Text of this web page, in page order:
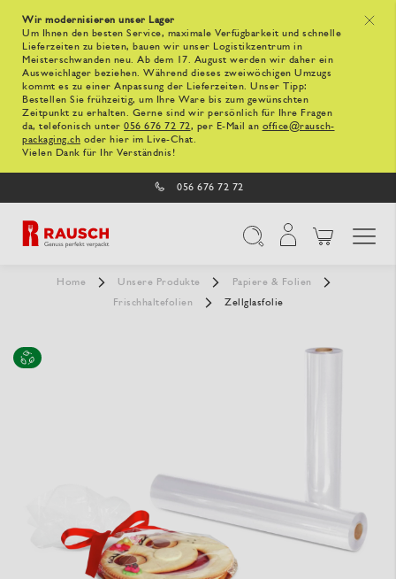
x
Wir modernisieren unser Lager
Um Ihnen den besten Service, maximale Verfügbarkeit und schnelle
Lieferzeiten zu bieten, bauen wir unser Logistikzentrum in
Meisterschwanden neu. Ab dem 17. August werden wir daher ein
Ausweichlager beziehen. Während dieses zweiwöchigen Umzugs
kommt es zu einer Anpassung der Lieferzeiten. Unser Tipp:
Bestellen Sie frühzeitig, um Ihre Ware bis zum gewünschten
Zeitpunkt zu erhalten. Gerne sind wir persönlich für Ihre Fragen
da, telefonisch unter 056 676 72 72, per E-Mail an office@rausch-
packaging.ch oder hier im Live-Chat.
Vielen Dank für Ihr Verständnis!
056 676 72 72
Home Unsere Produkte
Papiere & Folien
Frischhaltefolien
Zellglasfolie